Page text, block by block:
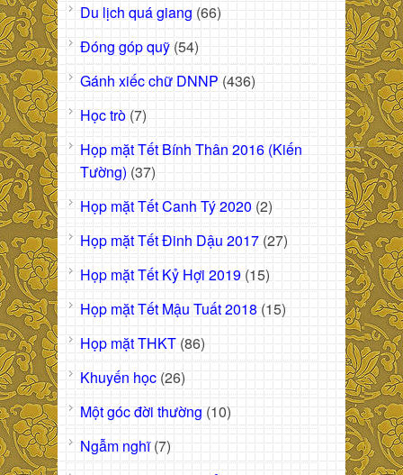
Du lịch quá giang (66)
Đóng góp quỹ (54)
Gánh xiếc chữ DNNP (436)
Học trò (7)
Họp mặt Tết Bính Thân 2016 (Kiến
Tường) (37)
Họp mặt Tết Canh Tý 2020 (2)
Họp mặt Tết Đinh Dậu 2017 (27)
Họp mặt Tết Kỷ Hợi 2019 (15)
Họp mặt Tết Mậu Tuất 2018 (15)
Họp mặt THKT (86)
Khuyến học (26)
Một góc đời thường (10)
Ngẫm nghĩ(7)